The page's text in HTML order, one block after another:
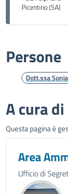
Picentino (SA)
Persone
Dott.ssa
A cura di
Questa pagina è
Area
Ufficio di